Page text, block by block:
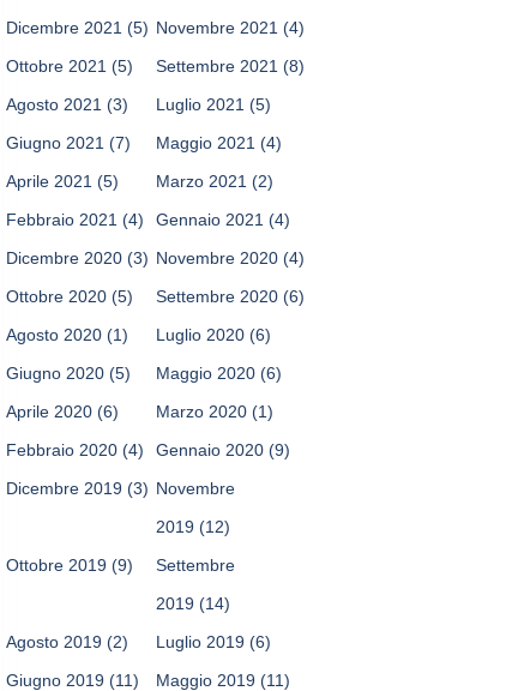
Dicembre 2021 (5) Novembre 2021 (4)
Ottobre 2021 (5) Settembre 2021 (8)
Agosto 2021 (3) Luglio 2021 (5)
Giugno 2021 (7) Maggio 2021 (4)
Aprile 2021 (5) Marzo 2021 (2)
Febbraio 2021 (4) Gennaio 2021 (4)
Dicembre 2020 (3) Novembre 2020 (4)
Ottobre 2020 (5) Settembre 2020 (6)
Agosto 2020 (1) Luglio 2020 (6)
Giugno 2020 (5) Maggio 2020 (6)
Aprile 2020 (6) Marzo 2020 (1)
Febbraio 2020 (4) Gennaio 2020 (9)
Dicembre 2019 (3) Novembre
2019 (12)
Ottobre 2019 (9)
Settembre
2019 (14)
Agosto 2019 (2) Luglio 2019 (6)
Giugno 2019 (11) Maggio 2019 (11)